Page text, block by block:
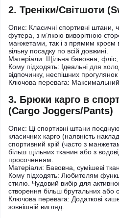
2. Треніки/Світшоти
Опис: Класичні спортивні штани,
футера, з м’якою виворітною
манжетами, так і з прямим кроєм
вільну посадку по всій довжині.
Матеріали: Щільна бавовна,
Кому підходять: Ідеальні для
відпочинку, неспішних
Ключова перевага:
3. Брюки карго в
(Cargo Joggers/Pants)
Опис: Ці спортивні штани
класичних карго (наявність
спортивний крій (часто з
більш щільних тканин або з
просоченням.
Матеріали: Бавовна, сумішеві
Кому підходять: Любителям
стилю. Чудовий вибір для
створення більш брутальних або
Ключова перевага: Додаткові
зовнішній вигляд.